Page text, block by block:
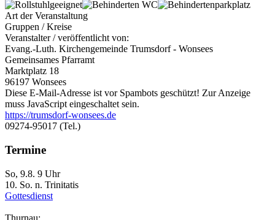
Art der Veranstaltung
Gruppen / Kreise
Veranstalter / veröffentlicht von:
Evang.-Luth. Kirchengemeinde Trumsdorf - Wonsees
Gemeinsames Pfarramt
Marktplatz 18
96197 Wonsees
Diese E-Mail-Adresse ist vor Spambots geschützt! Zur Anzeige
muss JavaScript eingeschaltet sein.
https://trumsdorf-wonsees.de
09274-95017 (Tel.)
Termine
So, 9.8. 9 Uhr
10. So. n. Trinitatis
Gottesdienst
Thurnau: